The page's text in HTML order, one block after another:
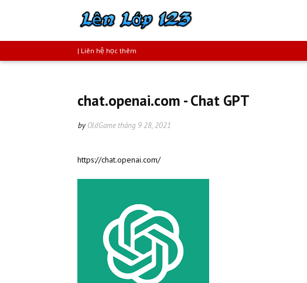
| Liên hệ học thêm
chat.openai.com - Chat GPT
by OldGame tháng 9 28, 2021
https://chat.openai.com/